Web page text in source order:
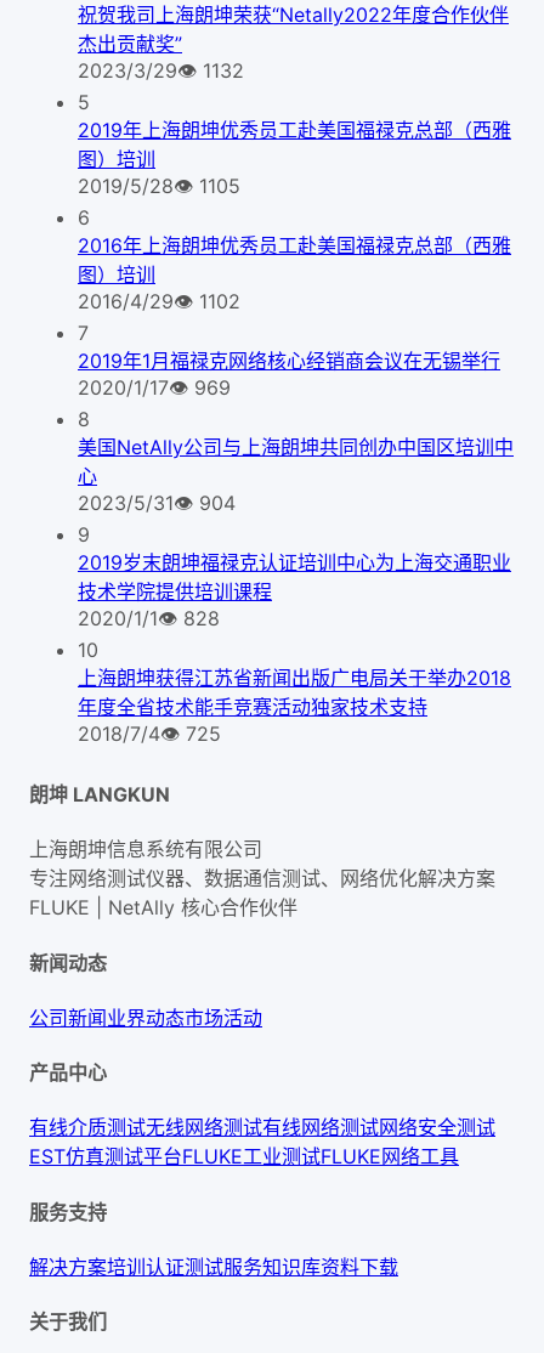
祝贺我司上海朗坤荣获“Netally2022年度合作伙伴
杰出贡献奖”
2023/3/29👁 1132
5
2019年上海朗坤优秀员工赴美国福禄克总部（西雅
图）培训
2019/5/28👁 1105
6
2016年上海朗坤优秀员工赴美国福禄克总部（西雅
图）培训
2016/4/29👁 1102
7
2019年1月福禄克网络核心经销商会议在无锡举行
2020/1/17👁 969
8
美国NetAlly公司与上海朗坤共同创办中国区培训中
心
2023/5/31👁 904
9
2019岁末朗坤福禄克认证培训中心为上海交通职业
技术学院提供培训课程
2020/1/1👁 828
10
上海朗坤获得江苏省新闻出版广电局关于举办2018
年度全省技术能手竞赛活动独家技术支持
2018/7/4👁 725
朗坤 LANGKUN
上海朗坤信息系统有限公司
专注网络测试仪器、数据通信测试、网络优化解决方案
FLUKE | NetAlly 核心合作伙伴
新闻动态
公司新闻业界动态市场活动
产品中心
有线介质测试无线网络测试有线网络测试网络安全测试
EST仿真测试平台FLUKE工业测试FLUKE网络工具
服务支持
解决方案培训认证测试服务知识库资料下载
关于我们